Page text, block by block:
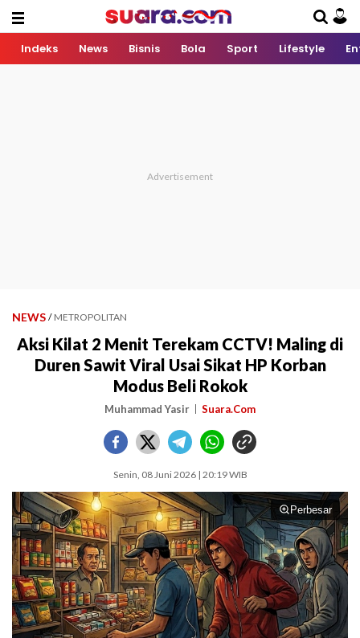
Indeks News Bisnis Bola Sport Lifestyle
NEWS / METROPOLITAN
Aksi Kilat 2 Menit Terekam CCTV! Maling di
Duren Sawit Viral Usai Sikat HP Korban
Modus Beli Rokok
Muhammad Yasir Suara.Com
Senin, 08 Juni 2026 | 20:19 WIB
Perbesar